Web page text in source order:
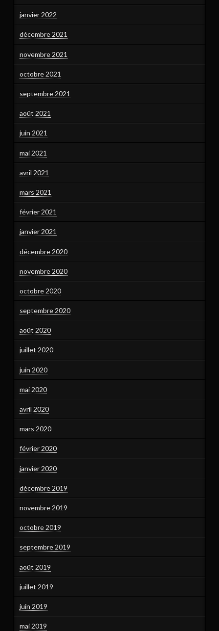
janvier 2022
décembre 2021
novembre 2021
octobre 2021
septembre 2021
août 2021
juin 2021
mai 2021
avril 2021
mars 2021
février 2021
janvier 2021
décembre 2020
novembre 2020
octobre 2020
septembre 2020
août 2020
juillet 2020
juin 2020
mai 2020
avril 2020
mars 2020
février 2020
janvier 2020
décembre 2019
novembre 2019
octobre 2019
septembre 2019
août 2019
juillet 2019
juin 2019
mai 2019